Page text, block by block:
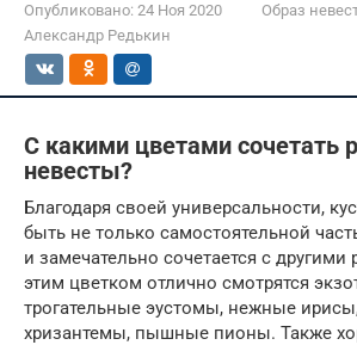
Опубликовано: 24 Ноя 2020
Образ
Александр Редькин
С какими цветами сочетать
невесты?
Благодаря своей универсальности,
быть не только самостоятельной
и замечательно сочетается с другими
этим цветком отлично смотрятся
трогательные эустомы, нежные
хризантемы, пышные пионы. Также